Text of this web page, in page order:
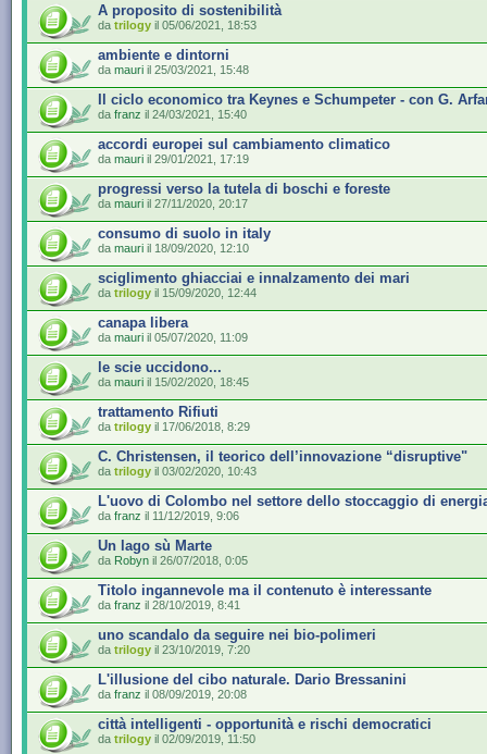
A proposito di sostenibilità
da trilogy il 05/06/2021, 18:53
ambiente e dintorni
da mauri il 25/03/2021, 15:48
Il ciclo economico tra Keynes e Schumpeter - con G.
da franz il 24/03/2021, 15:40
accordi europei sul cambiamento climatico
da mauri il 29/01/2021, 17:19
progressi verso la tutela di boschi e foreste
da mauri il 27/11/2020, 20:17
consumo di suolo in italy
da mauri il 18/09/2020, 12:10
sciglimento ghiacciai e innalzamento dei mari
da trilogy il 15/09/2020, 12:44
canapa libera
da mauri il 05/07/2020, 11:09
le scie uccidono...
da mauri il 15/02/2020, 18:45
trattamento Rifiuti
da trilogy il 17/06/2018, 8:29
C. Christensen, il teorico dell’innovazione “disruptive"
da trilogy il 03/02/2020, 10:43
L'uovo di Colombo nel settore dello stoccaggio di
da franz il 11/12/2019, 9:06
Un lago sù Marte
da Robyn il 26/07/2018, 0:05
Titolo ingannevole ma il contenuto è interessante
da franz il 28/10/2019, 8:41
uno scandalo da seguire nei bio-polimeri
da trilogy il 23/10/2019, 7:20
L'illusione del cibo naturale. Dario Bressanini
da franz il 08/09/2019, 20:08
città intelligenti - opportunità e rischi democratici
da trilogy il 02/09/2019, 11:50